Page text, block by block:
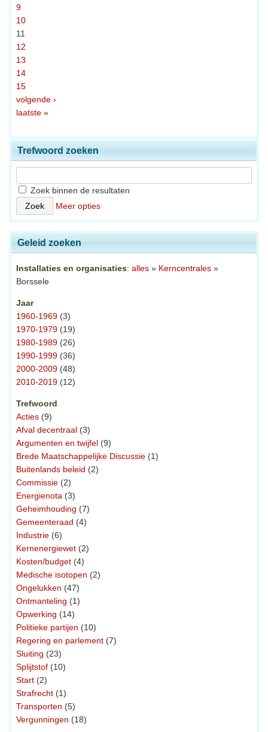
9
10
11
12
13
14
15
volgende ›
laatste »
Trefwoord zoeken
Zoek binnen de resultaten
Meer opties
Geleid zoeken
Installaties en organisaties: alles » Kerncentrales »
Borssele
Jaar
1960-1969 (3)
1970-1979 (19)
1980-1989 (26)
1990-1999 (36)
2000-2009 (48)
2010-2019 (12)
Trefwoord
Acties (9)
Afval decentraal (3)
Argumenten en twijfel (9)
Brede Maatschappelijke Discussie (1)
Buitenlands beleid (2)
Commissie (2)
Energienota (3)
Geheimhouding (7)
Gemeenteraad (4)
Industrie (6)
Kernenergiewet (2)
Kosten/budget (4)
Medische isotopen (2)
Ongelukken (47)
Ontmanteling (1)
Opwerking (14)
Politieke partijen (10)
Regering en parlement (7)
Sluiting (23)
Splijtstof (10)
Start (2)
Strafrecht (1)
Transporten (5)
Vergunningen (18)